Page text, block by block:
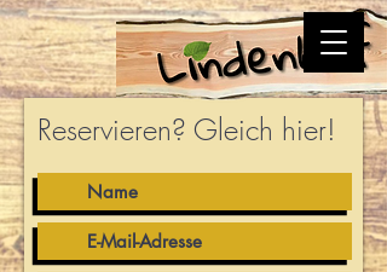
Reservieren? Gleich hier!